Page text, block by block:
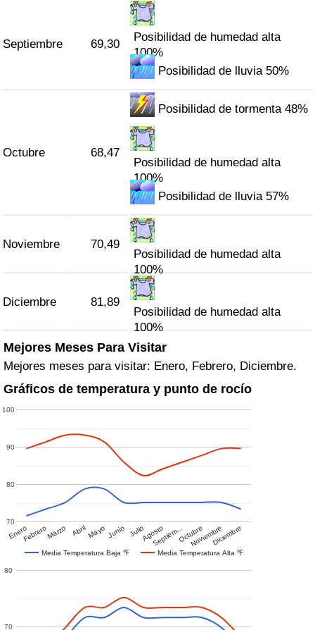
Septiembre 69,30
Posibilidad de humedad alta
100%
Posibilidad de lluvia 50%
Octubre 68,47
Posibilidad de tormenta 48%
Posibilidad de humedad alta
100%
Posibilidad de lluvia 57%
Noviembre 70,49
Posibilidad de humedad alta
100%
Diciembre 81,89
Posibilidad de humedad alta
100%
Mejores Meses Para Visitar
Mejores meses para visitar: Enero, Febrero, Diciembre.
Gráficos de temperatura y punto de rocío
Media Temperatura Baja ℉ Media Temperatura Alta ℉
EneroFebreroMarzo AbrilMayo Junio JulioAgosto
Septiem…OctubreNoviembreDiciembre
70
80
90
100
70
80